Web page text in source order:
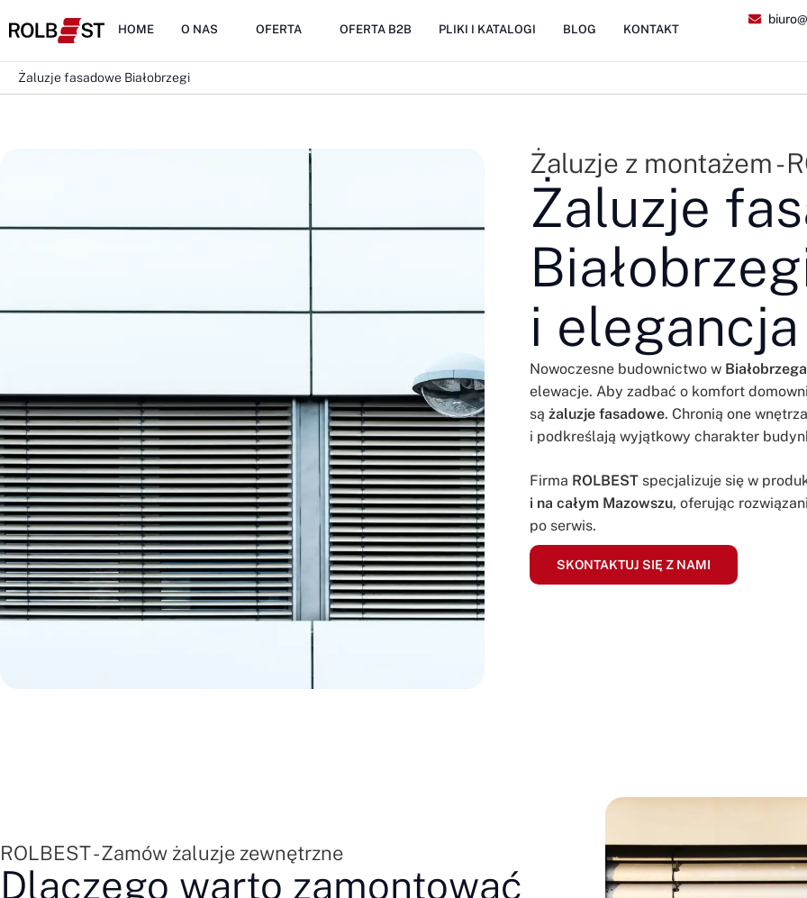
HOME O NAS OFERTA OFERTA B2B PLIKI I KATALOGI BLOG KONTAKT
Żaluzje fasadowe Białobrzegi
Żaluzje z montażem -
Żaluzje
i
Nowoczesne budownictwo w
elewacje. Aby zadbać o komfort
są żaluzje fasadowe. Chronią one
i podkreślają wyjątkowy charakter
Firma ROLBESTspecjalizuje się w
i na całym Mazowszu, oferując
po serwis.
SKONTAKTUJ SIĘ Z NAMI
ROLBEST - Zamów żaluzje zewnętrzne
Dlaczego warto zamontować